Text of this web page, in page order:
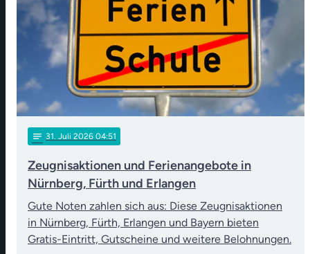
notes 31 . Juli 2026 04:51
Zeugnisaktionen und Ferienangebote in
Nürnberg, Fürth und Erlangen
Gute Noten zahlen sich aus: Diese Zeugnisaktionen
in Nürnberg, Fürth, Erlangen und Bayern bieten
Gratis-Eintritt, Gutscheine und weitere Belohnungen.